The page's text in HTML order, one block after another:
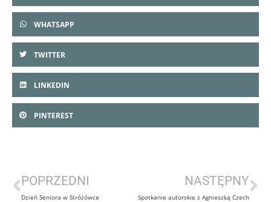
WHATSAPP
TWITTER
LINKEDIN
PINTEREST
POPRZEDNI
Dzień Seniora w Stróżówce
NASTĘPNY
Spotkanie autorskie z Agnieszką Czech